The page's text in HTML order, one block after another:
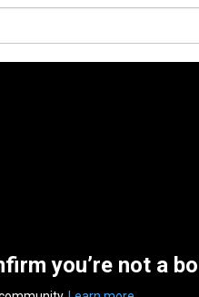
you’re not a